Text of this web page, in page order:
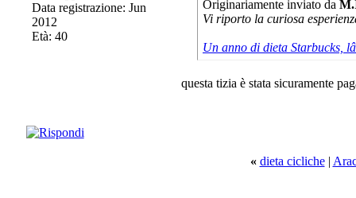
Data registrazione: Jun
2012
Età: 40
Originariamente inviato da
Vi riporto la curiosa
Un anno di dieta Starbucks,
questa tizia è stata sicuramente
« dieta cicliche|